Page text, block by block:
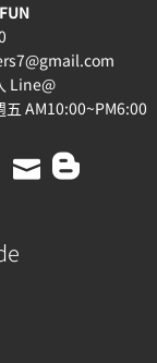
Line@
AM10:00~PM6:00